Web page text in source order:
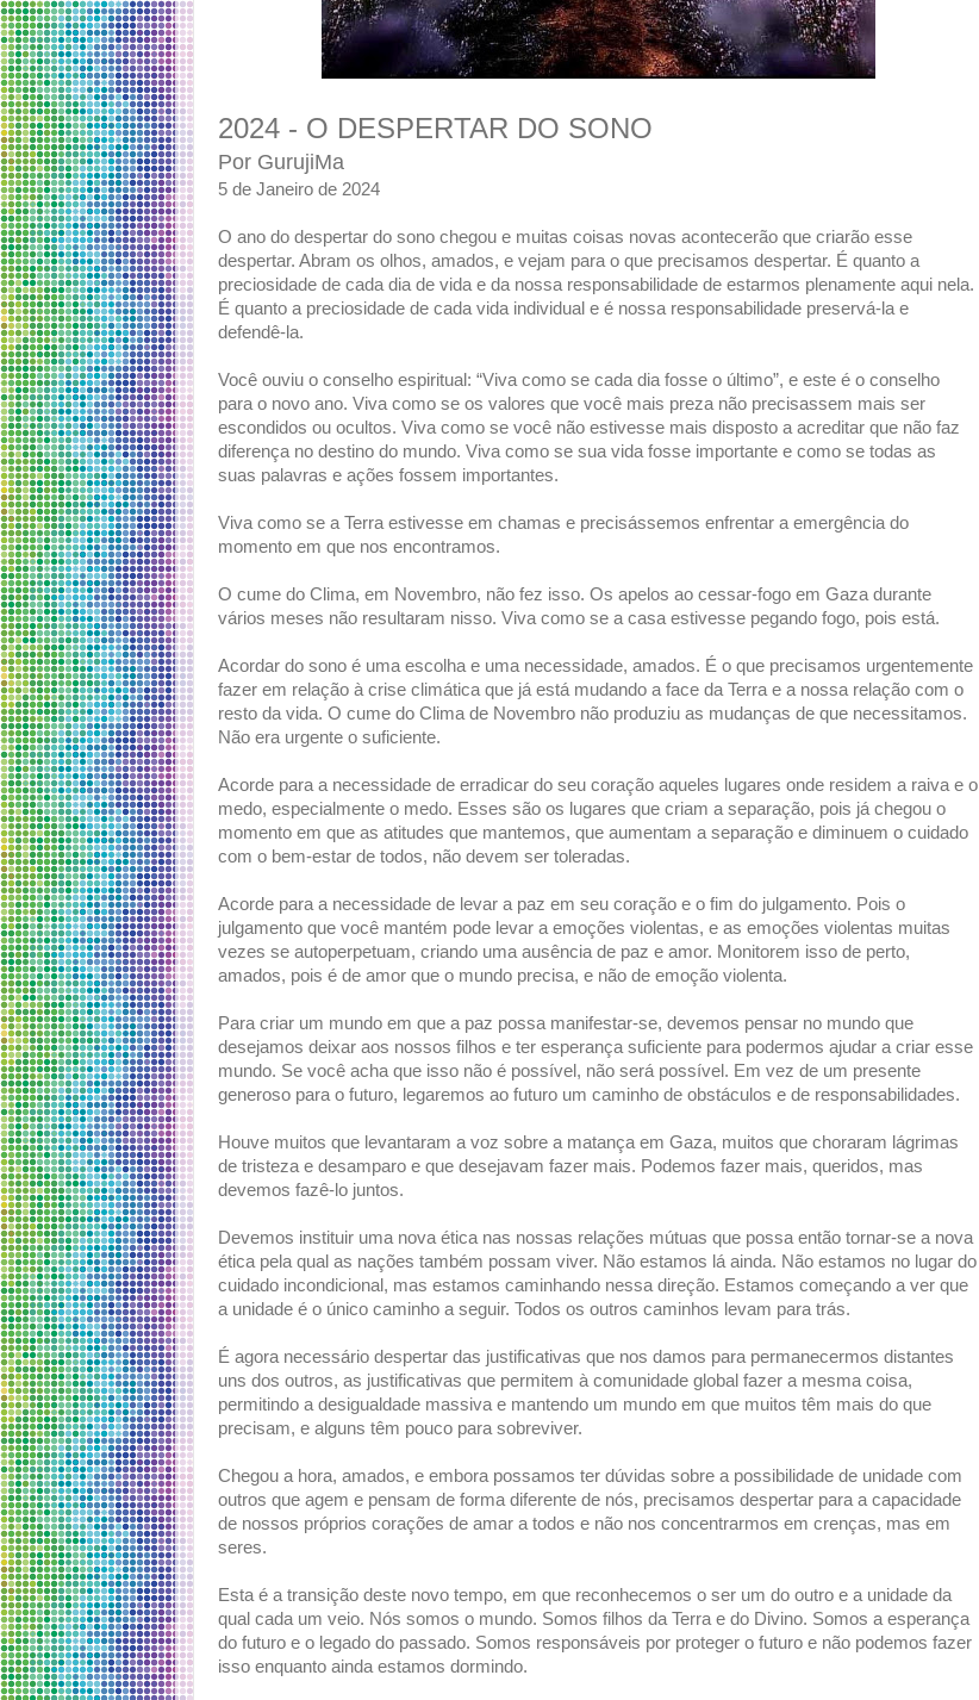
2024 - O DESPERTAR DO SONO
Por GurujiMa
5 de Janeiro de 2024
O ano do despertar do sono chegou e muitas coisas novas acontecerão que criarão esse
despertar. Abram os olhos, amados, e vejam para o que precisamos despertar. É quanto a
preciosidade de cada dia de vida e da nossa responsabilidade de estarmos plenamente aqui nela.
É quanto a preciosidade de cada vida individual e é nossa responsabilidade preservá-la e
defendê-la.
Você ouviu o conselho espiritual: “Viva como se cada dia fosse o último”, e este é o conselho
para o novo ano. Viva como se os valores que você mais preza não precisassem mais ser
escondidos ou ocultos. Viva como se você não estivesse mais disposto a acreditar que não faz
diferença no destino do mundo. Viva como se sua vida fosse importante e como se todas as
suas palavras e ações fossem importantes.
Viva como se a Terra estivesse em chamas e precisássemos enfrentar a emergência do
momento em que nos encontramos.
O cume do Clima, em Novembro, não fez isso. Os apelos ao cessar-fogo em Gaza durante
vários meses não resultaram nisso. Viva como se a casa estivesse pegando fogo, pois está.
Acordar do sono é uma escolha e uma necessidade, amados. É o que precisamos urgentemente
fazer em relação à crise climática que já está mudando a face da Terra e a nossa relação com o
resto da vida. O cume do Clima de Novembro não produziu as mudanças de que necessitamos.
Não era urgente o suficiente.
Acorde para a necessidade de erradicar do seu coração aqueles lugares onde residem a raiva e o
medo, especialmente o medo. Esses são os lugares que criam a separação, pois já chegou o
momento em que as atitudes que mantemos, que aumentam a separação e diminuem o cuidado
com o bem-estar de todos, não devem ser toleradas.
Acorde para a necessidade de levar a paz em seu coração e o fim do julgamento. Pois o
julgamento que você mantém pode levar a emoções violentas, e as emoções violentas muitas
vezes se autoperpetuam, criando uma ausência de paz e amor. Monitorem isso de perto,
amados, pois é de amor que o mundo precisa, e não de emoção violenta.
Para criar um mundo em que a paz possa manifestar-se, devemos pensar no mundo que
desejamos deixar aos nossos filhos e ter esperança suficiente para podermos ajudar a criar esse
mundo. Se você acha que isso não é possível, não será possível. Em vez de um presente
generoso para o futuro, legaremos ao futuro um caminho de obstáculos e de responsabilidades.
Houve muitos que levantaram a voz sobre a matança em Gaza, muitos que choraram lágrimas
de tristeza e desamparo e que desejavam fazer mais. Podemos fazer mais, queridos, mas
devemos fazê-lo juntos.
Devemos instituir uma nova ética nas nossas relações mútuas que possa então tornar-se a nova
ética pela qual as nações também possam viver. Não estamos lá ainda. Não estamos no lugar do
cuidado incondicional, mas estamos caminhando nessa direção. Estamos começando a ver que
a unidade é o único caminho a seguir. Todos os outros caminhos levam para trás.
É agora necessário despertar das justificativas que nos damos para permanecermos distantes
uns dos outros, as justificativas que permitem à comunidade global fazer a mesma coisa,
permitindo a desigualdade massiva e mantendo um mundo em que muitos têm mais do que
precisam, e alguns têm pouco para sobreviver.
Chegou a hora, amados, e embora possamos ter dúvidas sobre a possibilidade de unidade com
outros que agem e pensam de forma diferente de nós, precisamos despertar para a capacidade
de nossos próprios corações de amar a todos e não nos concentrarmos em crenças, mas em
seres.
Esta é a transição deste novo tempo, em que reconhecemos o ser um do outro e a unidade da
qual cada um veio. Nós somos o mundo. Somos filhos da Terra e do Divino. Somos a esperança
do futuro e o legado do passado. Somos responsáveis por proteger o futuro e não podemos fazer
isso enquanto ainda estamos dormindo.